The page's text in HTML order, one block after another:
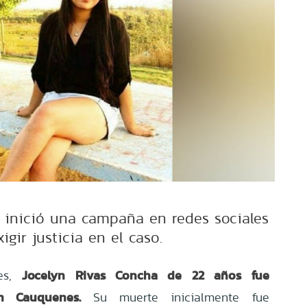
una campaña en redes sociales
justicia en el caso.
Jocelyn Rivas Concha de 22 años fue
Su muerte inicialmente fue